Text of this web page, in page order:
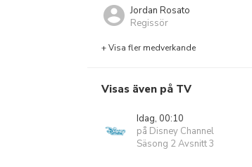
Jordan Rosato
Regissör
+ Visa fler medverkande
Visas även på TV
Idag, 00:10
på Disney Channel
Säsong 2 Avsnitt 3